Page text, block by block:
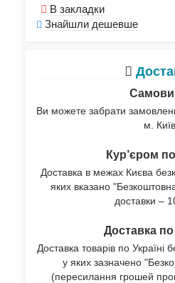
В закладки
Знайшли дешевше
Ви можете забрати
м. Київ
Кур’єром
Доставка в межах Києва
яких вказано
доставки –
Доставка по
Доставка товарів по Україні
у яких зазначено
(пересилання грошей